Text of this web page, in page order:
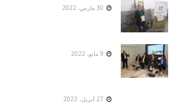
30 مارس، 2022
9 مايو، 2022
27 أبريل، 2022